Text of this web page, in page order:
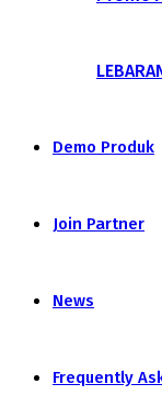
Demo Produk
Join Partner
News
Frequently